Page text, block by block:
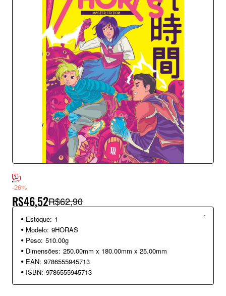
-26%
R$46,52R$62,90
Estoque: 1
Modelo: 9HORAS
Peso: 510.00g
Dimensões: 250.00mm x 180.00mm x 25.00mm
EAN: 9786555945713
ISBN: 9786555945713